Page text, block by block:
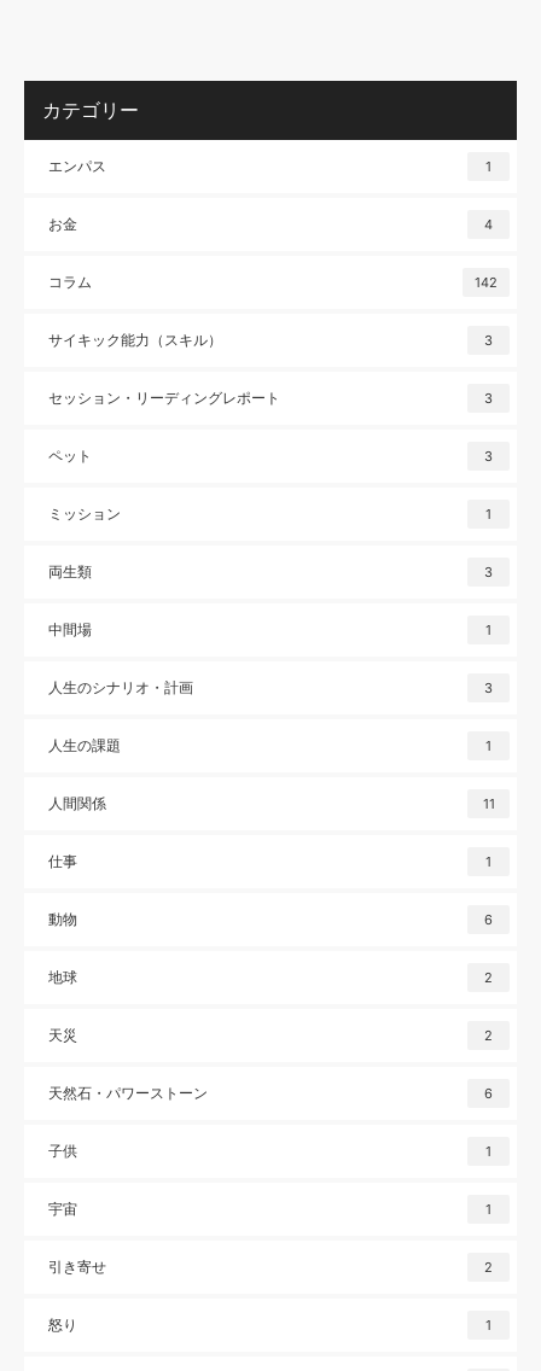
カテゴリー
エンパス 1
お金 4
コラム 142
サイキック能力（スキル） 3
セッション・リーディングレポート 3
ペット 3
ミッション 1
両生類 3
中間場 1
人生のシナリオ・計画 3
人生の課題 1
人間関係 11
仕事 1
動物 6
地球 2
天災 2
天然石・パワーストーン 6
子供 1
宇宙 1
引き寄せ 2
怒り 1